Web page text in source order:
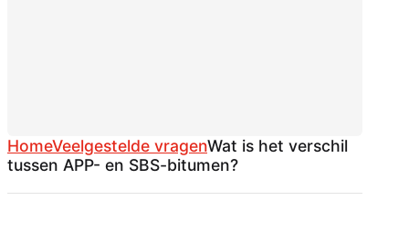
HomeVeelgestelde vragenWat is het verschil
tussen APP- en SBS-bitumen?